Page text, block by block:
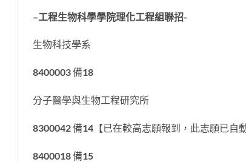
–工程生物科學學院理化工程組聯招-
生物科技學系
8400003 備18
分子醫學與生物工程研究所
8300042 備14【已在較高志願報到，此志願已自動
8400018 備15